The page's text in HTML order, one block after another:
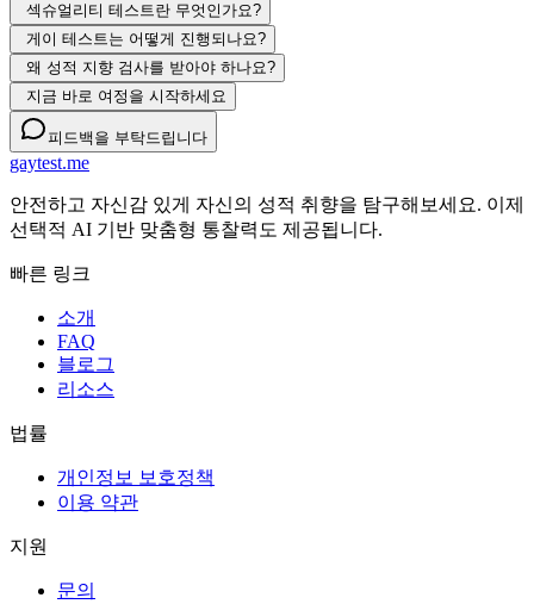
섹슈얼리티 테스트란 무엇인가요?
게이 테스트는 어떻게 진행되나요?
왜 성적 지향 검사를 받아야 하나요?
지금 바로 여정을 시작하세요
피드백을 부탁드립니다
gaytest.me
안전하고 자신감 있게 자신의 성적 취향을 탐구해보세요. 이제
선택적 AI 기반 맞춤형 통찰력도 제공됩니다.
빠른 링크
소개
FAQ
블로그
리소스
법률
개인정보 보호정책
이용 약관
지원
문의